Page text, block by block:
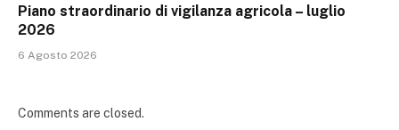
Piano straordinario di vigilanza agricola – luglio
2026
6 Agosto 2026
Comments are closed.